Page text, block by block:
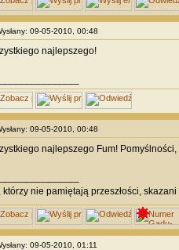
09-05-2010, 00:48
najlepszego!
09-05-2010, 00:48
najlepszego Fum!
którzy nie pamiętają przeszłości,
09-05-2010, 01:11